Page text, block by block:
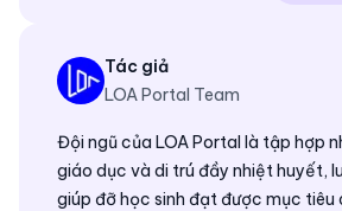
Tác giả
LOA Portal Team
Đội ngũ của LOA Portal là tập hợp
giáo dục và di trú đầy nhiệt huyết,
giúp đỡ học sinh đạt được mục tiêu